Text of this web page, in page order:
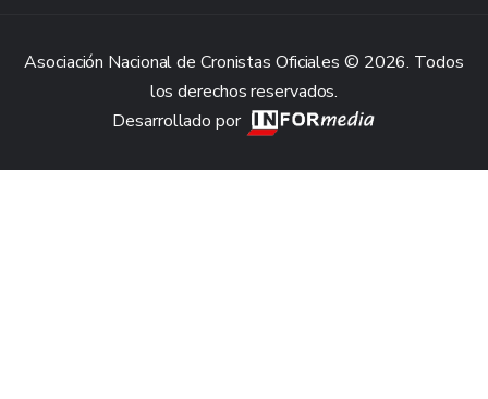
Asociación Nacional de Cronistas Oficiales © 2026. Todos
los derechos reservados.
Desarrollado por